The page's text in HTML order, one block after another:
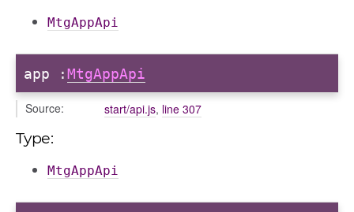
MtgAppApi
app :MtgAppApi
Source: start/api.js, line 307
Type:
MtgAppApi